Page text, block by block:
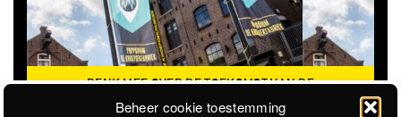
Beheer cookie toestemming
DENK MEE OVER DE TOEKOMST VAN DE
KROEPOEKFABRIEK